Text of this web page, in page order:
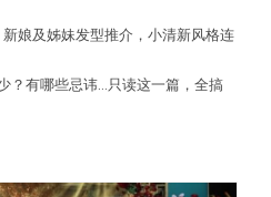
娘及姊妹发型推介，小清新风格连
？有哪些忌讳…只读这一篇，全搞